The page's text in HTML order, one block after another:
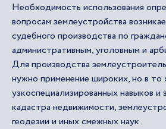
Необходимость использования
вопросам землеустройства
судебного производства по
административным, уголовным и
Для производства
нужно применение широких, но в то
узкоспециализированных навыков и
кадастра недвижимости,
геодезии и иных смежных наук.